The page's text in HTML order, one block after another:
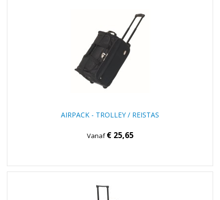
AIRPACK - TROLLEY / REISTAS
Vanaf€ 25,65